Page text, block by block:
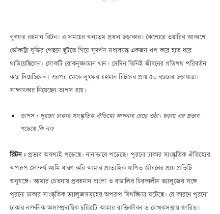
লুৎফর রহমান রিটন। এ সময়ের অন্যতম প্রধান ছড়াকার। কৈশোরে ওয়ারির আকাশে
ভোঁকাট্টা ঘুড়ির পেছনে ছুটতে গিয়ে সুদর্শন মধ্যবয়স্ক একজন খপ করে হাত ধরে
থামিয়েছিলেন। লোকটি রোকনুজ্জামান খান। সেদিন তিনিই জীবনের গতিপথ পরিবর্তন
করে দিয়েছিলেন। এরপর থেকে লুৎফর রহমান রিটনের প্রায় ৫০ বছরের ছড়াযাত্রা।
সাক্ষাৎকার নিয়েছেন তাপস রায়।
তাপস : পুরনো ঢাকার সাংস্কৃতিক ঐতিহ্যে আপনার বেড়ে ওঠা। ছড়ায় এর প্রভাব
পড়েছে কি না?
রিটন : প্রভাব অবশ্যই পড়েছে। নানাভাবে পড়েছে। পুরনো ঢাকার সাংস্কৃতিক ঐতিহ্যের
অপরূপ সৌন্দর্য আমি ধারণ করি আমার প্রাত্যহিক যাপিত জীবনের প্রায় প্রতিটি
অনুষঙ্গে। আমার চেতনায় প্রবহমান বাংলা ও বাঙালির চিরকালীন ভ্যালুজের সঙ্গে
পুরনো ঢাকার সাংস্কৃতিক ভ্যালুজসমূহের অপরূপ মিথস্ক্রিয়া ঘটেছে। যে কারণে পুরনো
ঢাকার নান্দনিক অসাম্প্রদায়িক চরিত্রটি আমার ব্যক্তিজীবন ও লেখকসত্তায় জারিত।